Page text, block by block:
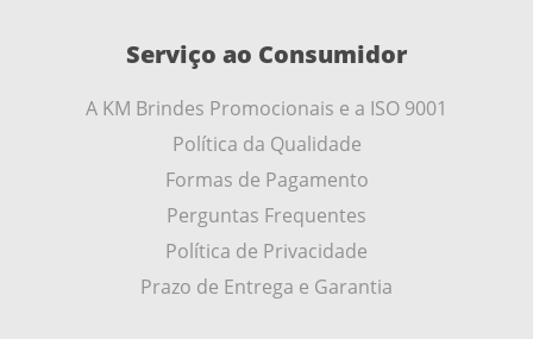
Serviço ao Consumidor
A KM Brindes Promocionais e a ISO 9001
Política da Qualidade
Formas de Pagamento
Perguntas Frequentes
Política de Privacidade
Prazo de Entrega e Garantia